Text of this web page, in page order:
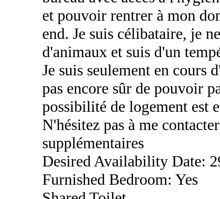
et pouvoir rentrer à mon
end. Je suis célibataire, je
d'animaux et suis d'un
Je suis seulement en cours
pas encore sûr de pouvoir
possibilité de logement est
N'hésitez pas à me
supplémentaires
Desired Availability Date:
Furnished Bedroom: Yes